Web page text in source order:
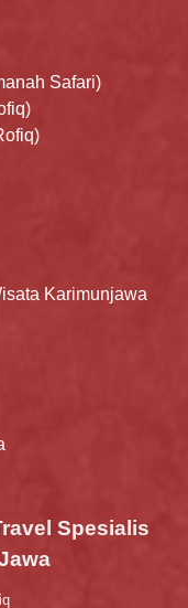
Safari)
Karimunjawa
Spesialis